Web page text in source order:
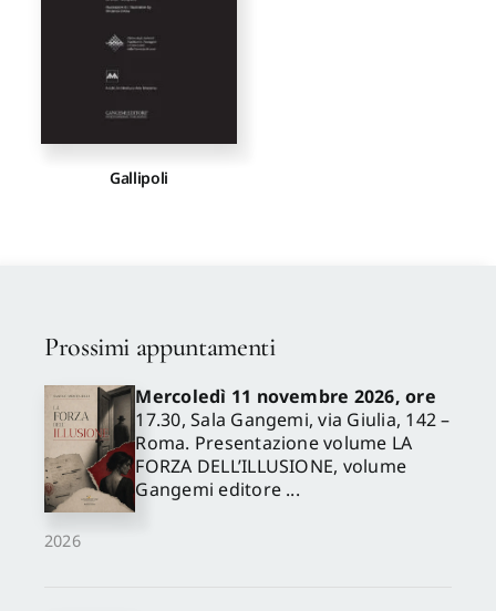
Gangemi Editore
Newsletter
Gallipoli
Prossimi appuntamenti
2026
Mercoledì 11 novembre 2026, ore
17.30, Sala Gangemi, via Giulia, 142 –
Roma. Presentazione volume LA
FORZA DELL’ILLUSIONE, volume
Gangemi editore ...